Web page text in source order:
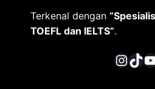
Terkenal dengan
TOEFL dan IELTS”.
InstagramTikTok YouTube